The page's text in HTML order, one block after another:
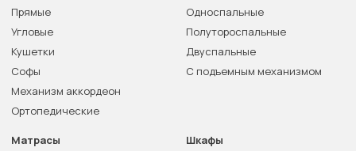
Прямые
Угловые
Кушетки
Софы
Механизм аккордеон
Ортопедические
Односпальные
Полутороспальные
Двуспальные
С подъемным механизмом
Матрасы
Шкафы